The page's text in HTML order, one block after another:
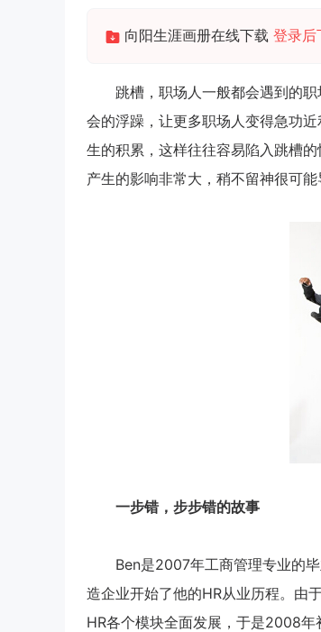
向阳生涯画册在线下载 登录后
跳槽，职场人一般都会遇到的职
会的浮躁，让更多职场人变得急功
生的积累，这样往往容易陷入跳槽
产生的影响非常大，稍不留神很可能
一步错，步步错的故事
Ben是2007年工商管理专业的毕
造企业开始了他的HR从业历程。由
HR各个模块全面发展，于是2008